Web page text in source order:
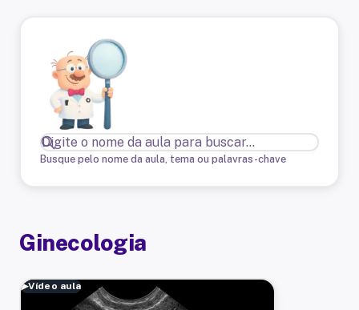
Busque pelo nome da aula, tema ou palavras-chave
Ginecologia
▶Vídeo aula